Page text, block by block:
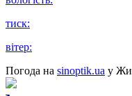
тиск:
вітер:
Погода на sinoptik.ua у